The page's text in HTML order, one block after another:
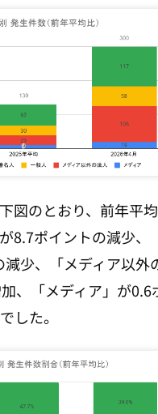
図のとおり、前年平
8.7ポイントの減少、
少、「メディア以外
、「メディア」が0.6
した。